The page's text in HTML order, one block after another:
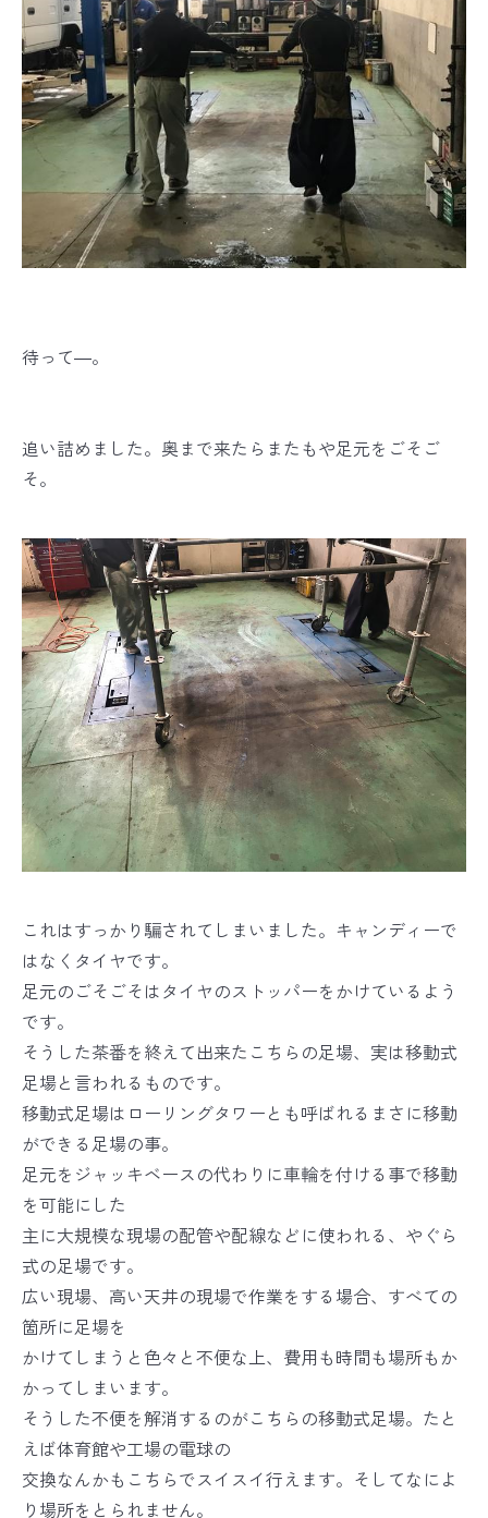
待って―。
追い詰めました。奥まで来たらまたもや足元をごそご
そ。
これはすっかり騙されてしまいました。キャンディーで
はなくタイヤです。
足元のごそごそはタイヤのストッパーをかけているよう
です。
そうした茶番を終えて出来たこちらの足場、実は移動式
足場と言われるものです。
移動式足場はローリングタワーとも呼ばれるまさに移動
ができる足場の事。
足元をジャッキベースの代わりに車輪を付ける事で移動
を可能にした
主に大規模な現場の配管や配線などに使われる、やぐら
式の足場です。
広い現場、高い天井の現場で作業をする場合、すべての
箇所に足場を
かけてしまうと色々と不便な上、費用も時間も場所もか
かってしまいます。
そうした不便を解消するのがこちらの移動式足場。たと
えば体育館や工場の電球の
交換なんかもこちらでスイスイ行えます。そしてなによ
り場所をとられません。